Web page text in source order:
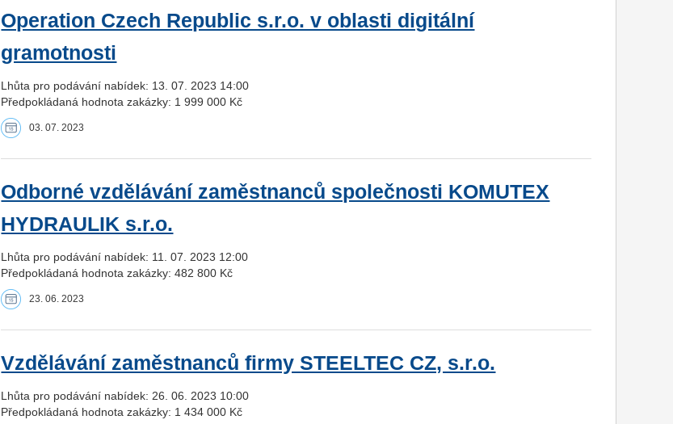
Operation Czech Republic s.r.o. v oblasti digitální
gramotnosti
Lhůta pro podávání nabídek: 13. 07. 2023 14:00
Předpokládaná hodnota zakázky: 1 999 000 Kč
03. 07. 2023
Odborné vzdělávání zaměstnanců společnosti KOMUTEX
HYDRAULIK s.r.o.
Lhůta pro podávání nabídek: 11. 07. 2023 12:00
Předpokládaná hodnota zakázky: 482 800 Kč
23. 06. 2023
Vzdělávání zaměstnanců firmy STEELTEC CZ, s.r.o.
Lhůta pro podávání nabídek: 26. 06. 2023 10:00
Předpokládaná hodnota zakázky: 1 434 000 Kč